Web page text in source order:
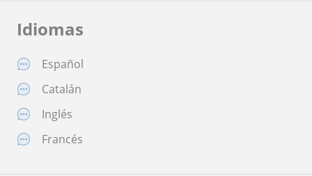
Idiomas
Español
Catalán
Inglés
Francés